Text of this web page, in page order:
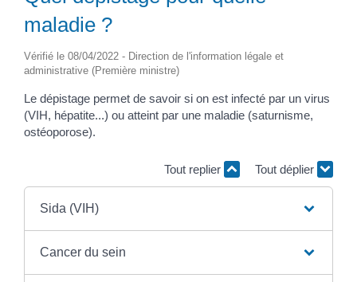
maladie ?
Vérifié le 08/04/2022 - Direction de l'information légale et
administrative (Première ministre)
Le dépistage permet de savoir si on est infecté par un virus
(VIH, hépatite...) ou atteint par une maladie (saturnisme,
ostéoporose).
Tout replier Tout déplier
Sida (VIH)
Cancer du sein